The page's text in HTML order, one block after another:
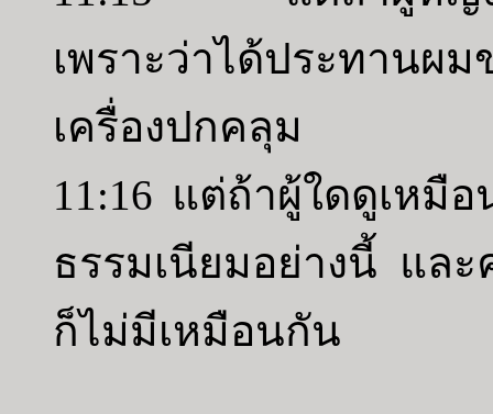
เพราะว่าได้ประทานผ
เครื่องปกคลุม
11:16 แต่ถ้าผู้ใดดูเหมื
ธรรมเนียมอย่างนี้ และ
ก็ไม่มีเหมือนกัน